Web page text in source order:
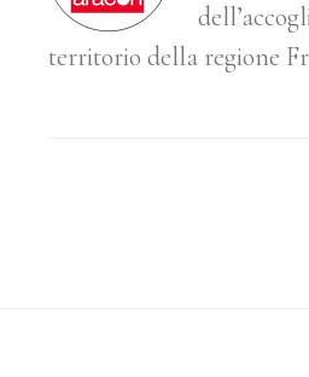
territorio della regione